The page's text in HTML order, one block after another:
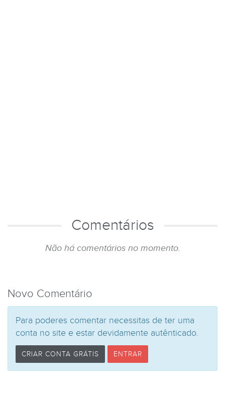
Comentários
Não há comentários no momento.
Novo Comentário
Para poderes comentar necessitas de ter uma
conta no site e estar devidamente autênticado.
CRIAR CONTA GRÁTIS ENTRAR